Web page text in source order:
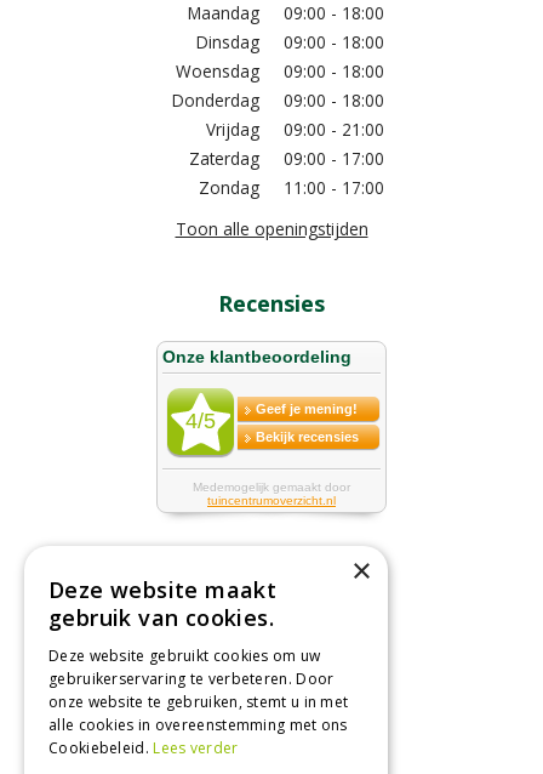
Maandag
09:00 - 18:00
Dinsdag
09:00 - 18:00
Woensdag
09:00 - 18:00
Donderdag
09:00 - 18:00
Vrijdag
09:00 - 21:00
Zaterdag
09:00 - 17:00
Zondag
11:00 - 17:00
Toon alle openingstijden
Recensies
Tuincentrum
Nieuws
Tuintips
Tuincentrum
×
Deze website maakt
gebruik van cookies.
Deze website gebruikt cookies om uw
gebruikerservaring te verbeteren. Door
onze website te gebruiken, stemt u in met
alle cookies in overeenstemming met ons
Cookiebeleid.Lees verder